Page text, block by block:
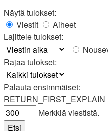
Näytä tulokset:
Viestit
Aiheet
Lajittele tulokset:
Rajaa tulokset:
Palauta ensimmäiset:
RETURN_FIRST_EXPLAIN
Merkkiä viestistä.